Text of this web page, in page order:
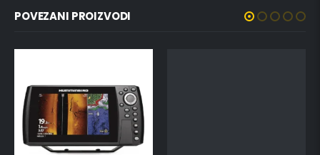
POVEZANI PROIZVODI